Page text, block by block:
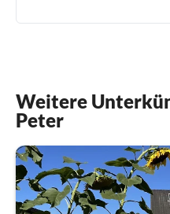
Weitere
Peter